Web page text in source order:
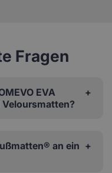
Fragen
EVA
an ein